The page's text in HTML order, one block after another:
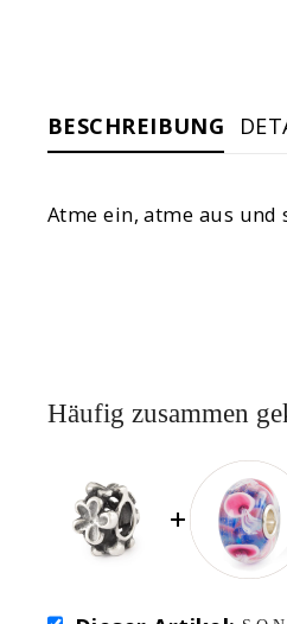
BESCHREIBUNG
Atme ein, atme aus und
Häufig zusammen